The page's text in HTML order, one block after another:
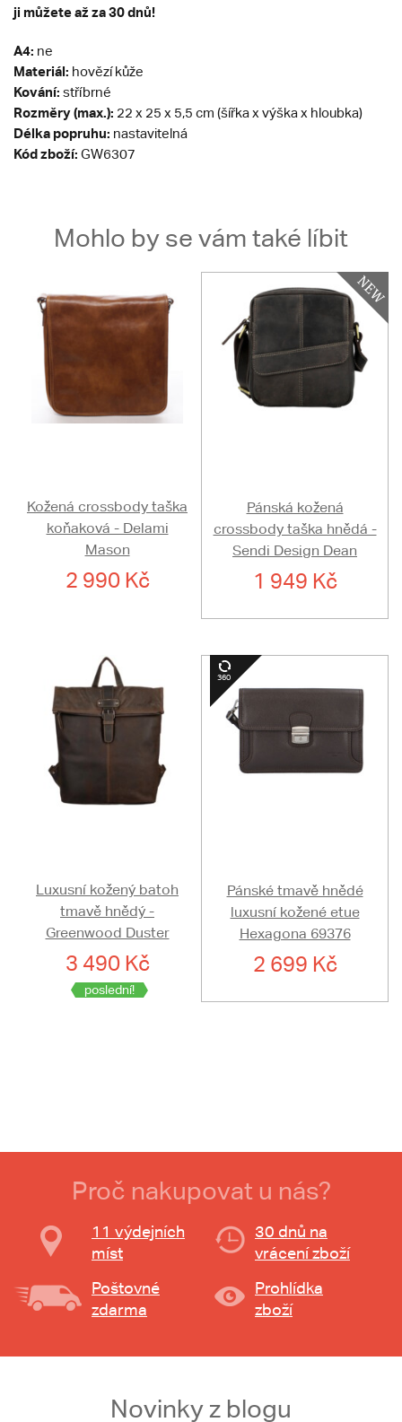
ji můžete až za 30 dnů!
A4: ne
Materiál: hovězí kůže
Kování: stříbrné
Rozměry (max.): 22 x 25 x 5,5 cm (šířka x výška x hloubka)
Délka popruhu: nastavitelná
Kód zboží: GW6307
Mohlo by se vám také líbit
Kožená crossbody taška
koňaková - Delami
Mason
2 990 Kč
Pánská kožená
crossbody taška hnědá -
Sendi Design Dean
1 949 Kč
Luxusní kožený batoh
tmavě hnědý -
Greenwood Duster
3 490 Kč
poslední!
Pánské tmavě hnědé
luxusní kožené etue
Hexagona 69376
2 699 Kč
Proč nakupovat u nás?
11 výdejních
míst
30 dnů na
vrácení zboží
Poštovné
zdarma
Prohlídka
zboží
Novinky z blogu